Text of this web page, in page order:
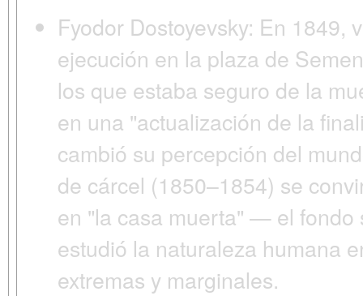
Fyodor Dostoyevsky: En 1849,
ejecución en la plaza de
los que estaba seguro de la
en una "actualización de la
cambió su percepción del
de cárcel (1850–1854) se
en "la casa muerta" — el fondo
estudió la naturaleza humana
extremas y marginales.